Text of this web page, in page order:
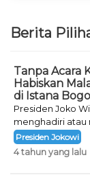
Berita
Tanpa Acara
Habiskan
di Istana
Presiden Joko
menghadiri atau
khusus untuk
tahun.
Presiden Jokowi
4 tahun yang lalu